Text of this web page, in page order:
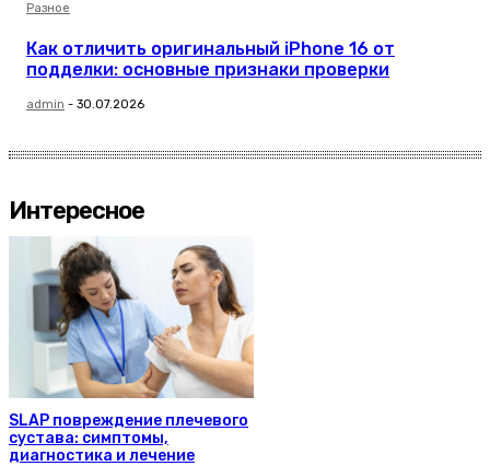
Разное
Как отличить оригинальный iPhone 16 от
подделки: основные признаки проверки
admin - 30.07.2026
Интересное
SLAP повреждение плечевого
сустава: симптомы,
диагностика и лечение